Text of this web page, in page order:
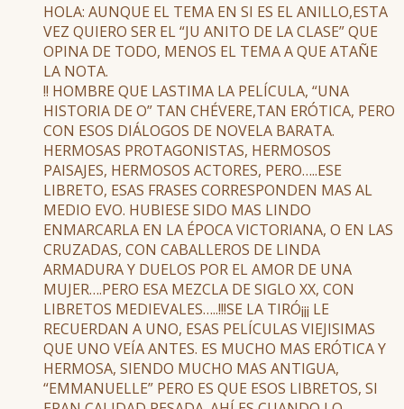
HOLA: AUNQUE EL TEMA EN SI ES EL ANILLO,ESTA
VEZ QUIERO SER EL “JU ANITO DE LA CLASE” QUE
OPINA DE TODO, MENOS EL TEMA A QUE ATAÑE
LA NOTA.
!! HOMBRE QUE LASTIMA LA PELÍCULA, “UNA
HISTORIA DE O” TAN CHÉVERE,TAN ERÓTICA, PERO
CON ESOS DIÁLOGOS DE NOVELA BARATA.
HERMOSAS PROTAGONISTAS, HERMOSOS
PAISAJES, HERMOSOS ACTORES, PERO…..ESE
LIBRETO, ESAS FRASES CORRESPONDEN MAS AL
MEDIO EVO. HUBIESE SIDO MAS LINDO
ENMARCARLA EN LA ÉPOCA VICTORIANA, O EN LAS
CRUZADAS, CON CABALLEROS DE LINDA
ARMADURA Y DUELOS POR EL AMOR DE UNA
MUJER….PERO ESA MEZCLA DE SIGLO XX, CON
LIBRETOS MEDIEVALES…..!!!SE LA TIRÓ¡¡¡ LE
RECUERDAN A UNO, ESAS PELÍCULAS VIEJISIMAS
QUE UNO VEÍA ANTES. ES MUCHO MAS ERÓTICA Y
HERMOSA, SIENDO MUCHO MAS ANTIGUA,
“EMMANUELLE” PERO ES QUE ESOS LIBRETOS, SI